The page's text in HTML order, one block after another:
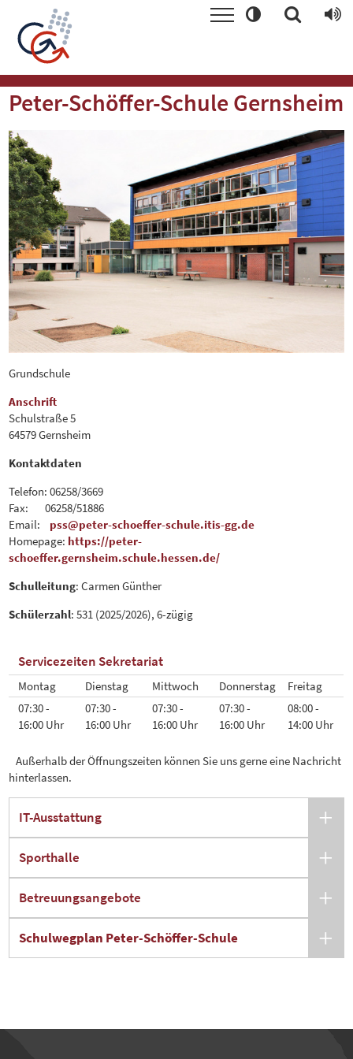
Peter-Schöffer-Schule Gernsheim
Grundschule
Anschrift
Schulstraße 5
64579 Gernsheim
Kontaktdaten
Telefon: 06258/3669
Fax: 06258/51886
Email: pss@peter-schoeffer-schule.itis-gg.de
Homepage: https://peter-
schoeffer.gernsheim.schule.hessen.de/
Schulleitung: Carmen Günther
Schülerzahl: 531 (2025/2026), 6-zügig
Servicezeiten Sekretariat
Montag Dienstag Mittwoch Donnerstag
Freitag
07:30 -
16:00 Uhr
07:30 -
16:00 Uhr
07:30 -
16:00 Uhr
07:30 -
16:00 Uhr
08:00 -
14:00 Uhr
Außerhalb der Öffnungszeiten können Sie uns gerne eine Nachricht
hinterlassen.
IT-Ausstattung
Sporthalle
Betreuungsangebote
Schulwegplan Peter-Schöffer-Schule